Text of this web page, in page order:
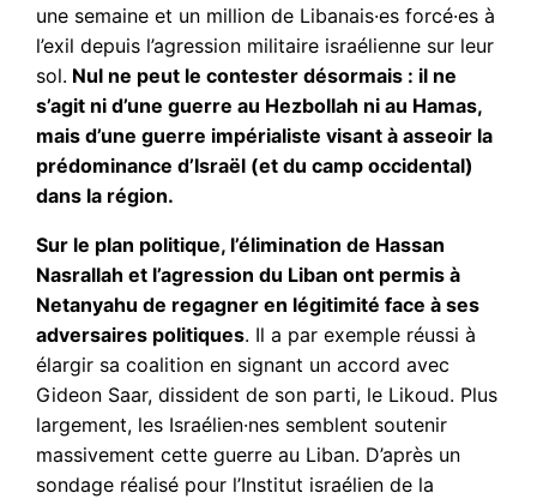
une semaine et un million de Libanais·es forcé·es à
l’exil depuis l’agression militaire israélienne sur leur
sol. Nul ne peut le contester désormais : il ne
s’agit ni d’une guerre au Hezbollah ni au Hamas,
mais d’une guerre impérialiste visant à asseoir la
prédominance d’Israël (et du camp occidental)
dans la région.
Sur le plan politique, l’élimination de Hassan
Nasrallah et l’agression du Liban ont permis à
Netanyahu de regagner en légitimité face à ses
adversaires politiques. Il a par exemple réussi à
élargir sa coalition en signant un accord avec
Gideon Saar, dissident de son parti, le Likoud. Plus
largement, les Israélien·nes semblent soutenir
massivement cette guerre au Liban. D’après un
sondage réalisé pour l’Institut israélien de la